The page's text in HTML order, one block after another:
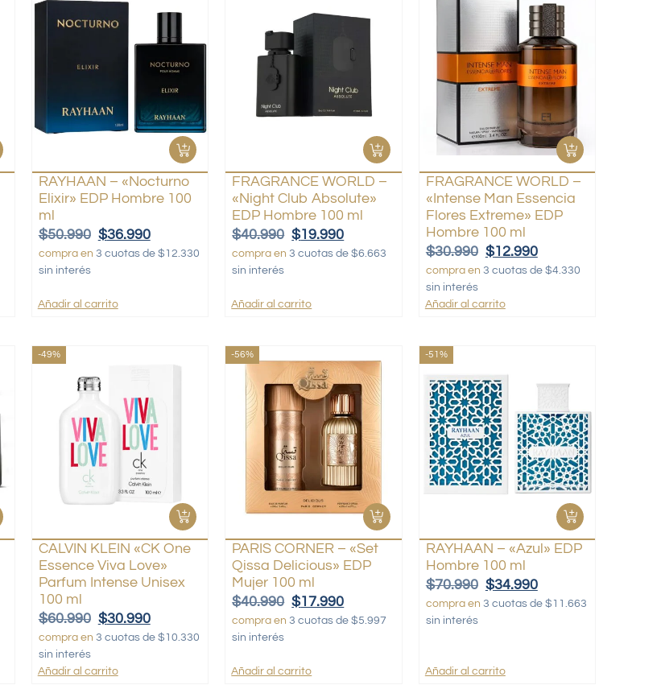
RAYHAAN – «Nocturno
Elixir» EDP Hombre 100
ml
$50.990 $36.990
compra en 3 cuotas de $12.330
sin interés
Añadir al carrito
FRAGRANCE WORLD –
«Night Club Absolute»
EDP Hombre 100 ml
$40.990 $19.990
compra en 3 cuotas de $6.663
sin interés
Añadir al carrito
FRAGRANCE WORLD –
«Intense Man Essencia
Flores Extreme» EDP
Hombre 100 ml
$30.990 $12.990
compra en 3 cuotas de $4.330
sin interés
Añadir al carrito
-49%
CALVIN KLEIN «CK One
Essence Viva Love»
Parfum Intense Unisex
100 ml
$60.990 $30.990
compra en 3 cuotas de $10.330
sin interés
Añadir al carrito
-56%
PARIS CORNER – «Set
Qissa Delicious» EDP
Mujer 100 ml
$40.990 $17.990
compra en 3 cuotas de $5.997
sin interés
Añadir al carrito
-51%
RAYHAAN – «Azul» EDP
Hombre 100 ml
$70.990 $34.990
compra en 3 cuotas de $11.663
sin interés
Añadir al carrito